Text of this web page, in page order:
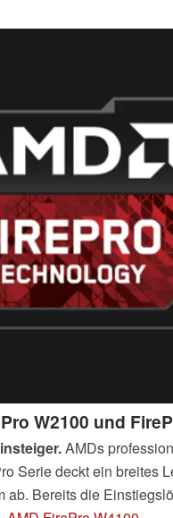
W2100 und
AMDs
Serie deckt ein breites
ab. Bereits die